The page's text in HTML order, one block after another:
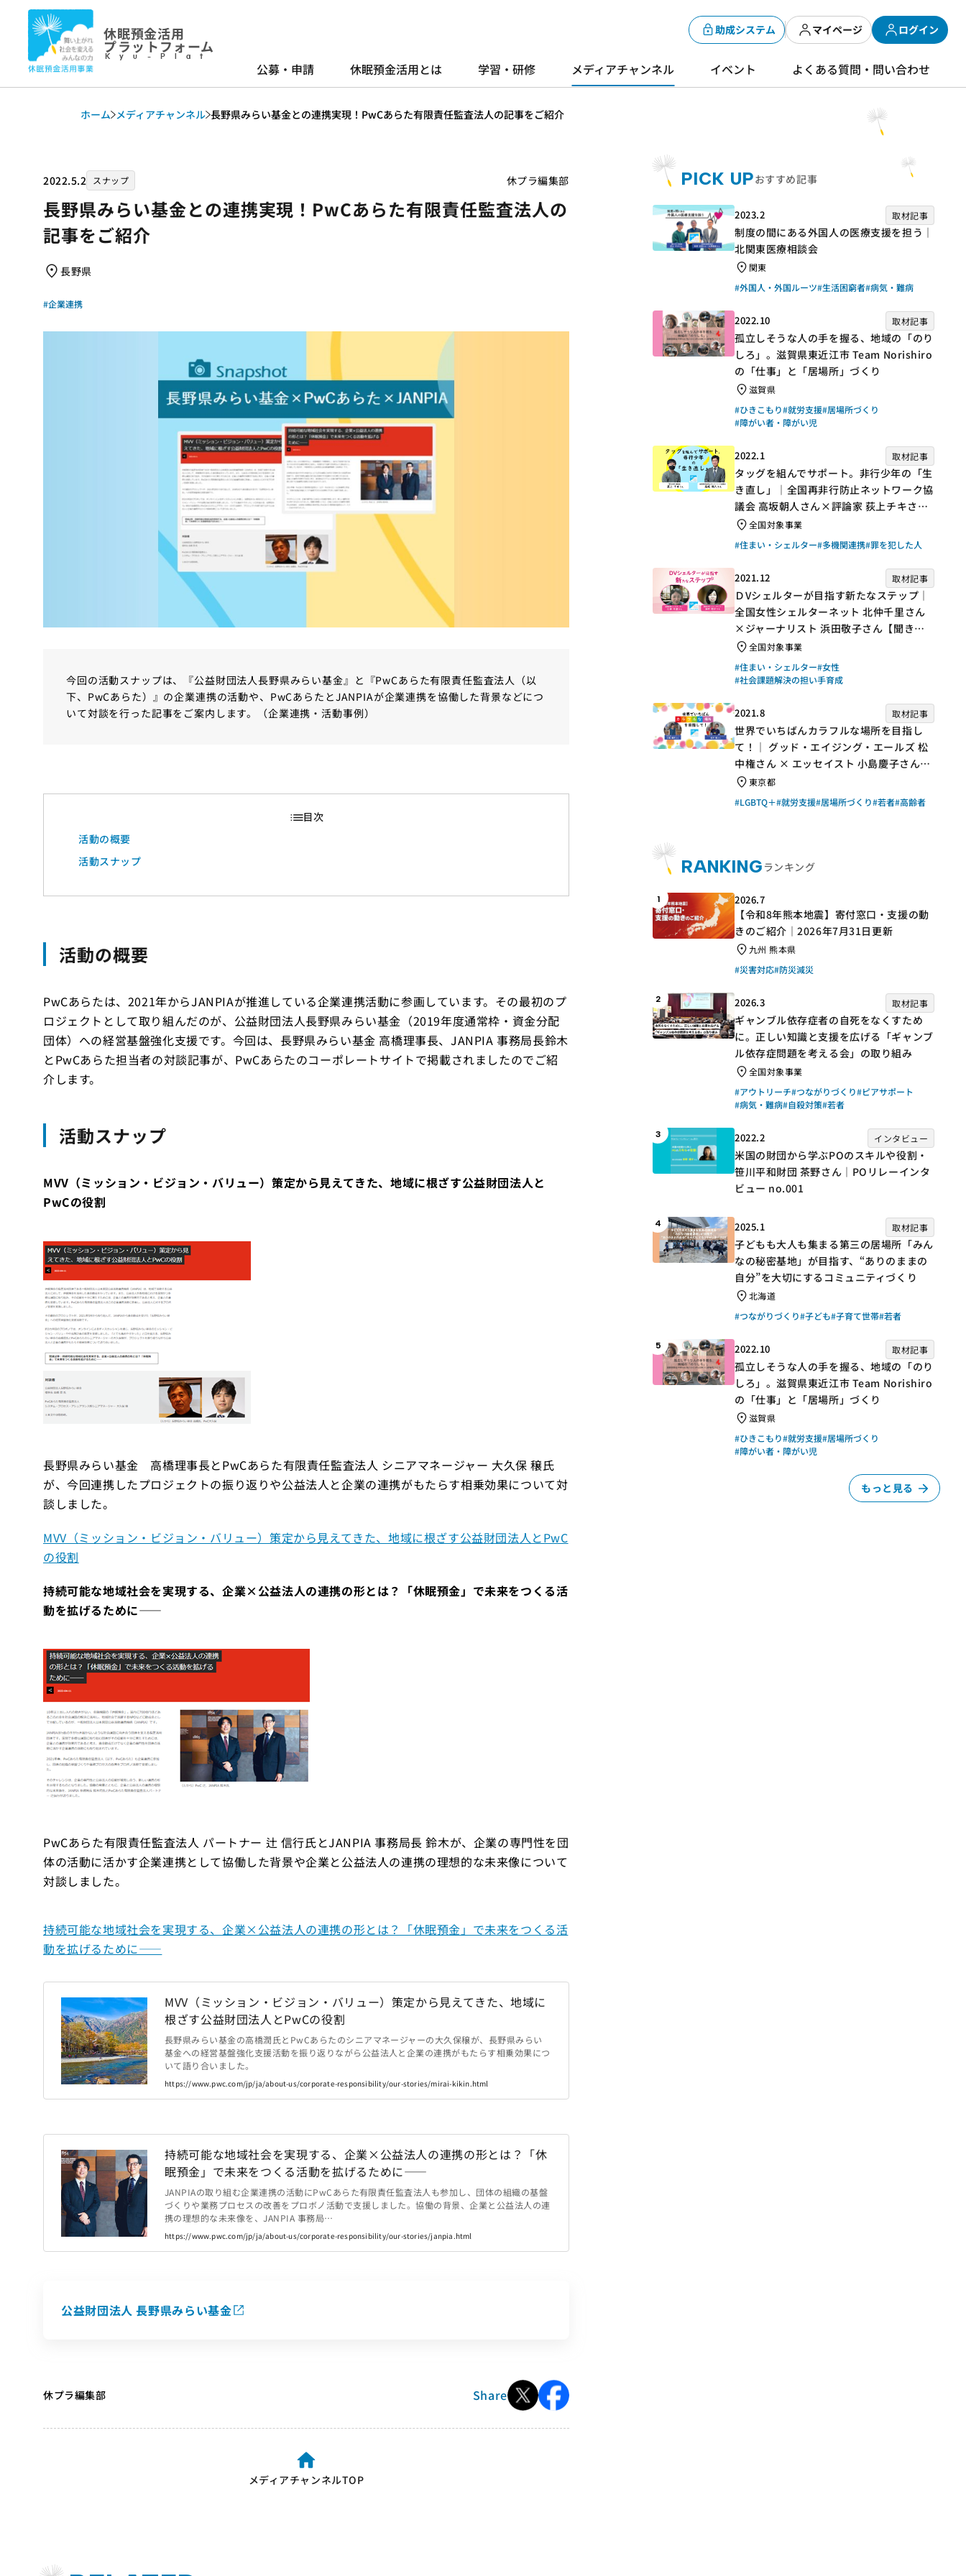
休眠預金活用
プラットフォーム
Kyu-Plat
助成システム マイページ ログイン
公募・申請 休眠預金活用とは 学習・研修 メディアチャンネル イベント よくある質問・問い合わせ
ホーム メディアチャンネル 長野県みらい基金との連携実現！PwCあらた有限責任監査法人の記事をご紹介
2022.5.2 スナップ 休プラ編集部
長野県みらい基金との連携実現！PwCあらた有限責任監査法人の
記事をご紹介
長野県
#企業連携
今回の活動スナップは、『公益財団法人長野県みらい基金』と『PwCあらた有限責任監査法人（以
下、PwCあらた）』の企業連携の活動や、PwCあらたとJANPIAが企業連携を協働した背景などにつ
いて対談を行った記事をご案内します。（企業連携・活動事例）
活動の概要
活動スナップ
活動の概要
PwCあらたは、2021年からJANPIAが推進している企業連携活動に参画しています。その最初のプ
ロジェクトとして取り組んだのが、公益財団法人長野県みらい基金（2019年度通常枠・資金分配
団体）への経営基盤強化支援です。今回は、長野県みらい基金 高橋理事長、JANPIA 事務局長鈴木
とPwCあらた担当者の対談記事が、PwCあらたのコーポレートサイトで掲載されましたのでご紹
介します。
活動スナップ
MVV（ミッション・ビジョン・バリュー）策定から見えてきた、地域に根ざす公益財団法人と
PwCの役割
長野県みらい基金 高橋理事長とPwCあらた有限責任監査法人 シニアマネージャー 大久保 穣氏
が、今回連携したプロジェクトの振り返りや公益法人と企業の連携がもたらす相乗効果について対
談しました。
MVV（ミッション・ビジョン・バリュー）策定から見えてきた、地域に根ざす公益財団法人とPwC
の役割
持続可能な地域社会を実現する、企業×公益法人の連携の形とは？「休眠預金」で未来をつくる活
動を拡げるために――
PwCあらた有限責任監査法人 パートナー 辻 信行氏とJANPIA 事務局長 鈴木が、企業の専門性を団
体の活動に活かす企業連携として協働した背景や企業と公益法人の連携の理想的な未来像について
対談しました。
持続可能な地域社会を実現する、企業×公益法人の連携の形とは？「休眠預金」で未来をつくる活
動を拡げるために――
MVV（ミッション・ビジョン・バリュー）策定から見えてきた、地域に
根ざす公益財団法人とPwCの役割
長野県みらい基金の高橋潤氏とPwCあらたのシニアマネージャーの大久保穣が、長野県みらい
基金への経営基盤強化支援活動を振り返りながら公益法人と企業の連携がもたらす相乗効果につ
いて語り合いました。
https://www.pwc.com/jp/ja/about-us/corporate-responsibility/our-stories/mirai-kikin.html
持続可能な地域社会を実現する、企業×公益法人の連携の形とは？「休
眠預金」で未来をつくる活動を拡げるために――
JANPIAの取り組む企業連携の活動にPwCあらた有限責任監査法人も参加し、団体の組織の基盤
づくりや業務プロセスの改善をプロボノ活動で支援しました。協働の背景、企業と公益法人の連
携の理想的な未来像を、JANPIA 事務局…
https://www.pwc.com/jp/ja/about-us/corporate-responsibility/our-stories/janpia.html
公益財団法人 長野県みらい基金
休プラ編集部 Share
メディアチャンネルTOP
PICK UPおすすめ記事
2023.2 取材記事
制度の間にある外国人の医療支援を担う｜
北関東医療相談会
関東
#外国人・外国ルーツ#生活困窮者#病気・難病
2022.10 取材記事
孤立しそうな人の手を握る、地域の「のり
しろ」。滋賀県東近江市 Team Norishiro
の「仕事」と「居場所」づくり
滋賀県
#ひきこもり#就労支援#居場所づくり
#障がい者・障がい児
2022.1 取材記事
タッグを組んでサポート。非行少年の「生
き直し」｜全国再非行防止ネットワーク協
議会 高坂朝人さん×評論家 荻上チキさん
【聞き手】
全国対象事業
#住まい・シェルター#多機関連携#罪を犯した人
2021.12 取材記事
ＤVシェルターが目指す新たなステップ｜
全国女性シェルターネット 北仲千里さん
×ジャーナリスト 浜田敬子さん【聞き
手】全国対象事業
#住まい・シェルター#女性
#社会課題解決の担い手育成
2021.8 取材記事
世界でいちばんカラフルな場所を目指し
て！｜ グッド・エイジング・エールズ 松
中権さん × エッセイスト 小島慶子さん
【聞き手】
東京都
#LGBTQ＋#就労支援#居場所づくり#若者#高齢者
RANKING ランキング
1 2026.7
【令和8年熊本地震】寄付窓口・支援の動
きのご紹介｜2026年7月31日更新
九州 熊本県
#災害対応#防災減災
2 2026.3 取材記事
ギャンブル依存症者の自死をなくすため
に。正しい知識と支援を広げる「ギャンブ
ル依存症問題を考える会」の取り組み
全国対象事業
#アウトリーチ#つながりづくり#ピアサポート
#病気・難病#自殺対策#若者
3 2022.2 インタビュー
米国の財団から学ぶPOのスキルや役割・
笹川平和財団 茶野さん｜POリレーインタ
ビュー no.001
4 2025.1 取材記事
子どもも大人も集まる第三の居場所「みん
なの秘密基地」が目指す、“ありのままの
自分”を大切にするコミュニティづくり
北海道
#つながりづくり#子ども#子育て世帯#若者
5 2022.10 取材記事
孤立しそうな人の手を握る、地域の「のり
しろ」。滋賀県東近江市 Team Norishiro
の「仕事」と「居場所」づくり
滋賀県
#ひきこもり#就労支援#居場所づくり
#障がい者・障がい児
もっと見る